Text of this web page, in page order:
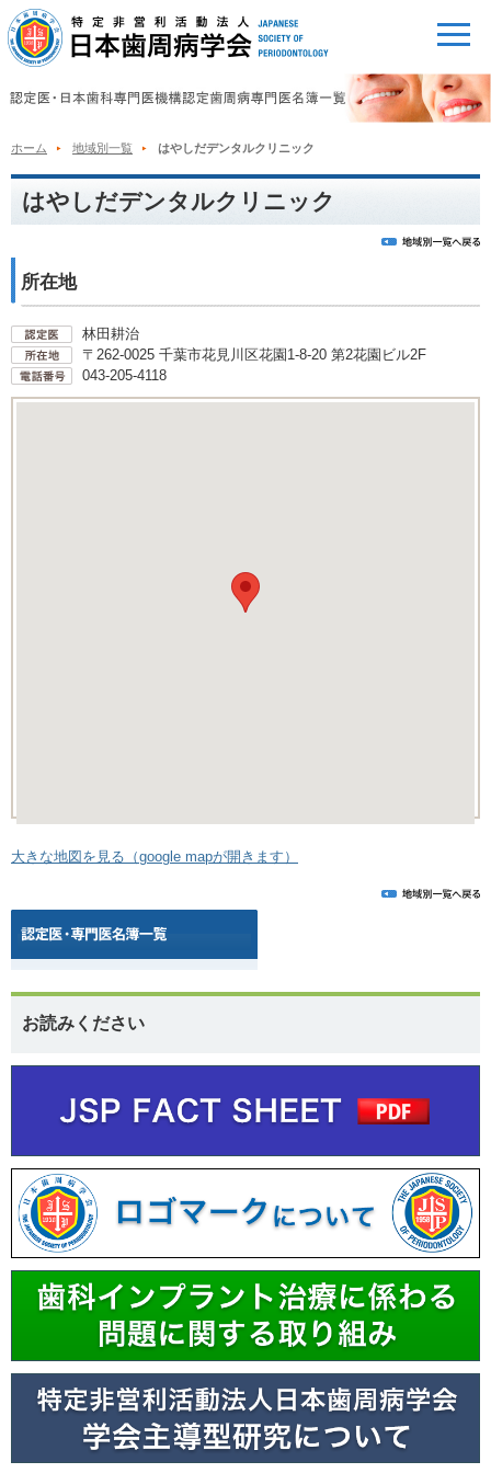
ホーム 地域別一覧 はやしだデンタルクリニック
はやしだデンタルクリニック
所在地
林田耕治
〒262-0025 千葉市花見川区花園1-8-20 第2花園ビル2F
043-205-4118
大きな地図を見る（google mapが開きます）
お読みください